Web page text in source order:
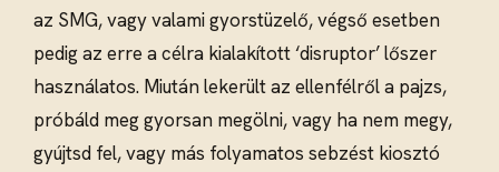
az SMG, vagy valami gyorstüzelő, végső esetben
pedig az erre a célra kialakított ‘disruptor’ lőszer
használatos. Miután lekerült az ellenfélről a pajzs,
próbáld meg gyorsan megölni, vagy ha nem megy,
gyújtsd fel, vagy más folyamatos sebzést kiosztó